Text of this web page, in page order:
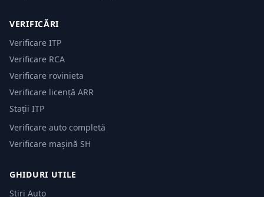
VERIFICĂRI
Verificare ITP
Verificare RCA
Verificare rovinieta
Verificare licență ARR
Stații ITP
Verificare auto completă
Verificare mașină SH
GHIDURI UTILE
Știri Auto